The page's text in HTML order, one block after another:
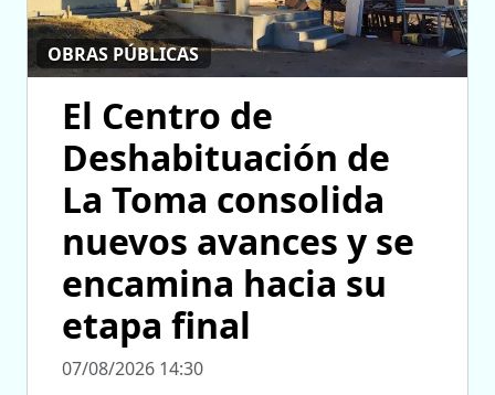
OBRAS PÚBLICAS
El Centro de
Deshabituación de
La Toma consolida
nuevos avances y se
encamina hacia su
etapa final
07/08/2026 14:30